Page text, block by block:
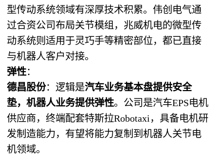
型传动系统领域有深厚技术积累。伟创电气通
过合资公司布局关节模组，兆威机电的微型传
动系统则适用于灵巧手等精密部位，都已直接
与机器人客户对接。
弹性：
德昌股份：逻辑是汽车业务基本盘提供安全
垫，机器人业务提供弹性。公司是汽车EPS电机
供应商，终端配套特斯拉Robotaxi，具备电机研
发制造能力，有望将能力复制到机器人关节电
机领域。